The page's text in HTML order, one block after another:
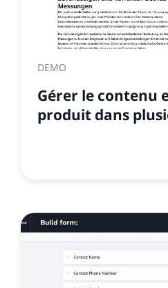
DEMO
Gérer le contenu
produit dans